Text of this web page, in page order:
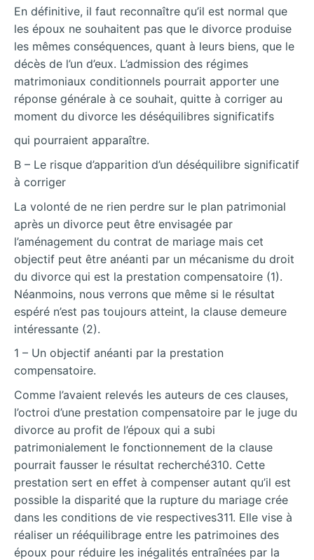
En définitive, il faut reconnaître qu’il est normal que
les époux ne souhaitent pas que le divorce produise
les mêmes conséquences, quant à leurs biens, que le
décès de l’un d’eux. L’admission des régimes
matrimoniaux conditionnels pourrait apporter une
réponse générale à ce souhait, quitte à corriger au
moment du divorce les déséquilibres significatifs
qui pourraient apparaître.
B – Le risque d’apparition d’un déséquilibre significatif
à corriger
La volonté de ne rien perdre sur le plan patrimonial
après un divorce peut être envisagée par
l’aménagement du contrat de mariage mais cet
objectif peut être anéanti par un mécanisme du droit
du divorce qui est la prestation compensatoire (1).
Néanmoins, nous verrons que même si le résultat
espéré n’est pas toujours atteint, la clause demeure
intéressante (2).
1 – Un objectif anéanti par la prestation
compensatoire.
Comme l’avaient relevés les auteurs de ces clauses,
l’octroi d’une prestation compensatoire par le juge du
divorce au profit de l’époux qui a subi
patrimonialement le fonctionnement de la clause
pourrait fausser le résultat recherché310. Cette
prestation sert en effet à compenser autant qu’il est
possible la disparité que la rupture du mariage crée
dans les conditions de vie respectives311. Elle vise à
réaliser un rééquilibrage entre les patrimoines des
époux pour réduire les inégalités entraînées par la